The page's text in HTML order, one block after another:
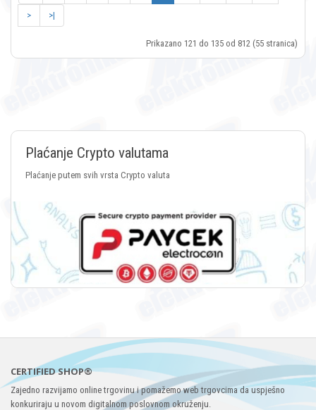
> >|
Prikazano 121 do 135 od 812 (55 stranica)
Plaćanje Crypto valutama
Plaćanje putem svih vrsta Crypto valuta
CERTIFIED SHOP®
Zajedno razvijamo online trgovinu i pomažemo web trgovcima da uspješno
konkuriraju u novom digitalnom poslovnom okruženju.